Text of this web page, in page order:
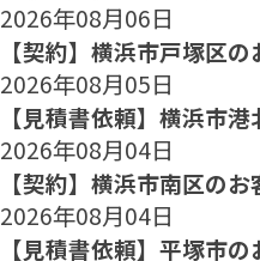
2026年08月06日
【契約】横浜市戸塚区
2026年08月05日
【見積書依頼】横浜市
2026年08月04日
【契約】横浜市南区の
2026年08月04日
【見積書依頼】平塚市の